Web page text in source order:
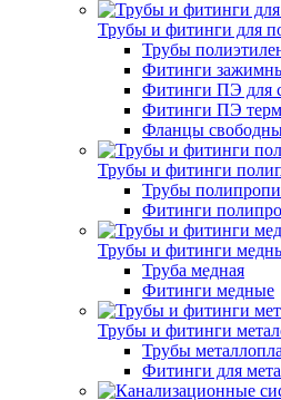
Трубы и фитинги для
Трубы
Фитинги
Фитинги ПЭ для
Фитинги ПЭ
Фланцы
Трубы и фитинги
Трубы
Фитинги
Трубы и фитинги
Труба медная
Фитинги медные
Трубы и фитинги
Трубы
Фитинги для